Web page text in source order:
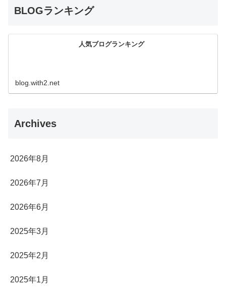
BLOGランキング
人気ブログランキング
blog.with2.net
Archives
2026年8月
2026年7月
2026年6月
2025年3月
2025年2月
2025年1月